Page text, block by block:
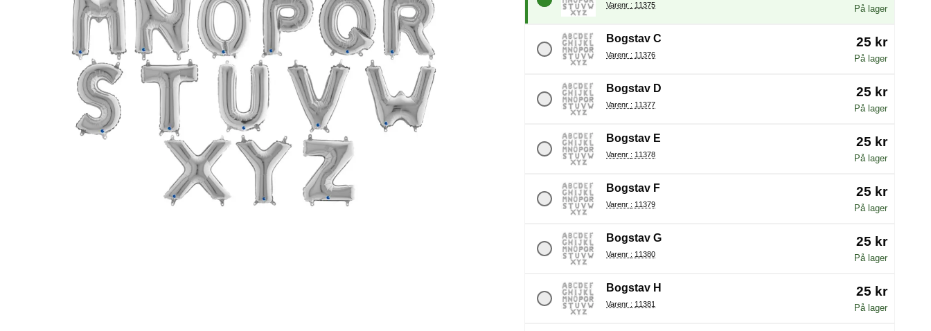
Varenr : 11375 På lager
Bogstav C
Varenr : 11376
25 kr
På lager
Bogstav D
Varenr : 11377
25 kr
På lager
Bogstav E
Varenr : 11378
25 kr
På lager
Bogstav F
Varenr : 11379
25 kr
På lager
Bogstav G
Varenr : 11380
25 kr
På lager
Bogstav H
Varenr : 11381
25 kr
På lager